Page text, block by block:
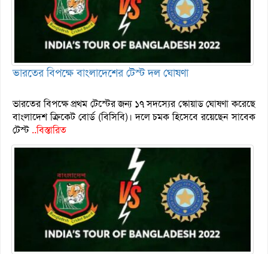
ভারতের বিপক্ষে বাংলাদেশের টেস্ট দল ঘোষণা
ভারতের বিপক্ষে প্রথম টেস্টের জন্য ১৭ সদস্যের স্কোয়াড ঘোষণা করেছে
বাংলাদেশ ক্রিকেট বোর্ড (বিসিবি)। দলে চমক হিসেবে রয়েছেন সাবেক
টেস্ট ..বিস্তারিত